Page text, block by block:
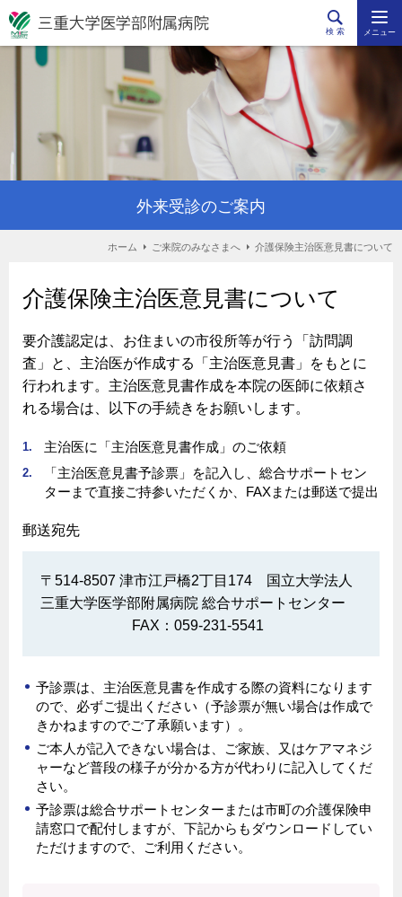
検 索 メニュー
外来受診のご案内
ホーム ご来院のみなさまへ 介護保険主治医意見書について
介護保険主治医意見書について
要介護認定は、お住まいの市役所等が行う「訪問調
査」と、主治医が作成する「主治医意見書」をもとに
行われます。主治医意見書作成を本院の医師に依頼さ
れる場合は、以下の手続きをお願いします。
主治医に「主治医意見書作成」のご依頼
「主治医意見書予診票」を記入し、総合サポートセン
ターまで直接ご持参いただくか、FAXまたは郵送で提出
郵送宛先
〒514-8507 津市江戸橋2丁目174 国立大学法人
三重大学医学部附属病院 総合サポートセンター
FAX：059-231-5541
予診票は、主治医意見書を作成する際の資料になります
ので、必ずご提出ください（予診票が無い場合は作成で
きかねますのでご了承願います）。
ご本人が記入できない場合は、ご家族、又はケアマネジ
ャーなど普段の様子が分かる方が代わりに記入してくだ
さい。
予診票は総合サポートセンターまたは市町の介護保険申
請窓口で配付しますが、下記からもダウンロードしてい
ただけますので、ご利用ください。